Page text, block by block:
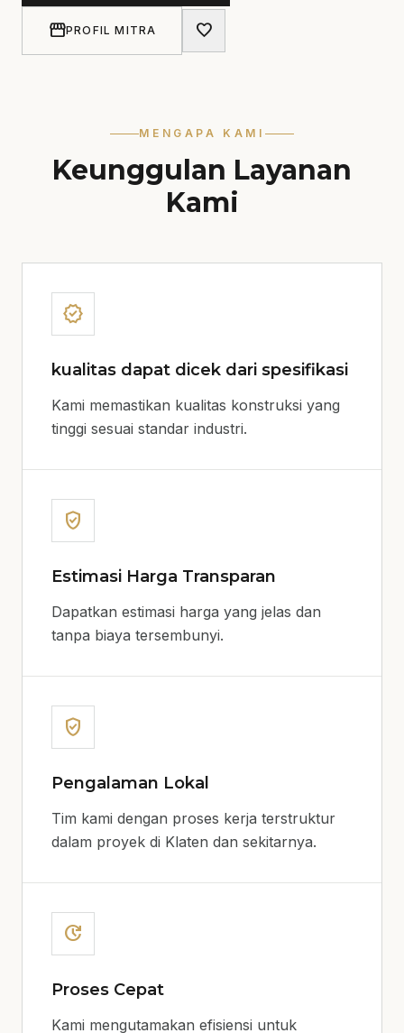
storefrontPROFIL MITRA favorite
MENGAPA KAMI
Keunggulan Layanan
Kami
verified
kualitas dapat dicek dari spesifikasi
Kami memastikan kualitas konstruksi yang
tinggi sesuai standar industri.
verified_user
Estimasi Harga Transparan
Dapatkan estimasi harga yang jelas dan
tanpa biaya tersembunyi.
verified_user
Pengalaman Lokal
Tim kami dengan proses kerja terstruktur
dalam proyek di Klaten dan sekitarnya.
update
Proses Cepat
Kami mengutamakan efisiensi untuk